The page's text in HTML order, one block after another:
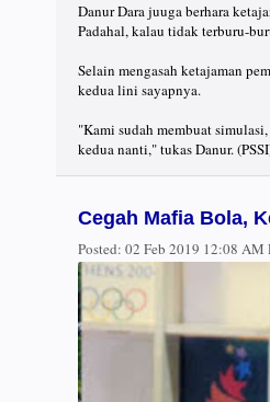
Danur Dara juuga berhara
Padahal, kalau tidak terburu-
Selain mengasah ketajaman
kedua lini sayapnya.
"Kami sudah membuat
kedua nanti," tukas Danur.
Cegah Mafia Bola,
Posted: 02 Feb 2019 12:08 AM